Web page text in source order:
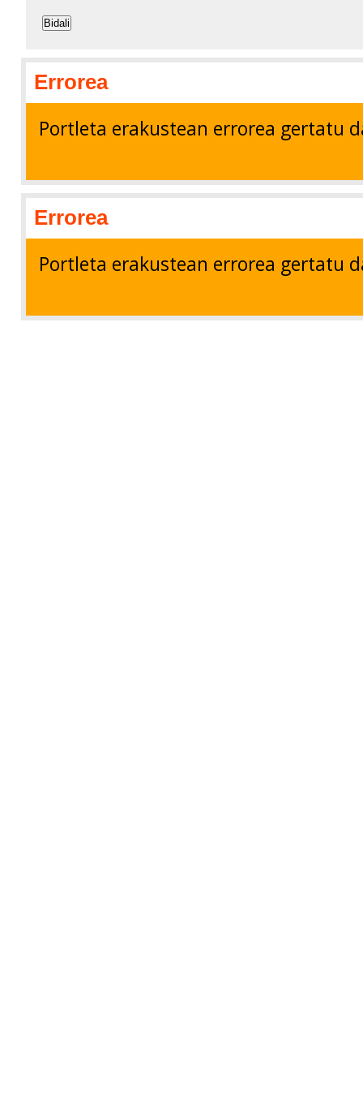
Bidali
Errorea
Portleta erakustean errorea gertatu
Errorea
Portleta erakustean errorea gertatu